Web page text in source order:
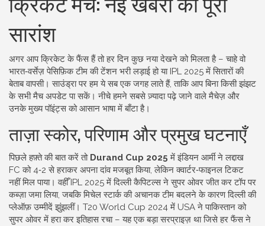
सारांश
अगर आप क्रिकेट के फैंस हैं तो हर दिन कुछ नया देखने को मिलता है – चाहे वो
भारत‑वर्सेज़ पेसिफ़िक टीम की टेंशन भरी लड़ाई हो या IPL 2025 में सितारों की
बेताब वापसी। साउंड्रा पर हम ये सब एक जगह लाते हैं, ताकि आप बिना किसी झंझट
के सभी मैच अपडेट पा सकें। नीचे हमने सबसे ज़्यादा पढ़े जाने वाले मैचेज़ और
उनके मुख्य पॉइंट्स को आसान भाषा में बाँटा है।
ताज़ा स्कोर, परिणाम और प्रमुख घटनाएँ
पिछले हफ़्ते की बात करें तो Durand Cup 2025 में इंडियन आर्मी ने लद्दाख
FC को 4‑2 से हराकर अपना दांव मजबूत किया, लेकिन क्वार्टर‑फाइनल टिकट
नहीं मिल पाया। वहीँ IPL 2025 में दिल्ली कैपिटल्स ने सुपर ओवर जीत कर टॉप पर
कब्ज़ा जमा लिया, जबकि मिचेल स्टार्क की अचानक टीम बदलने के कारण दिल्ली की
प्लेऑफ़ उम्मीदें झुंझलीं। T20 World Cup 2024 में USA ने पाकिस्तान को
सुपर ओवर में हरा कर इतिहास रचा – यह एक बड़ा सरप्राइज़ था जिसे हर फैंस ने